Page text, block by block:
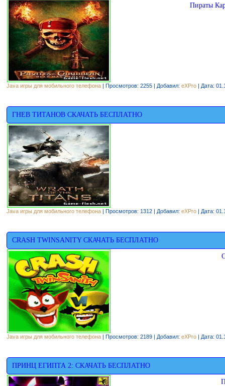
Пираты
Java игры для мобильного телефона | Просмотров: 2255 | Добавил: eXPro | Дата:
ГНЕВ ТИТАНОВ СКАЧАТЬ БЕСПЛАТНО
Java игры для мобильного телефона | Просмотров: 1312 | Добавил: eXPro | Дата:
CRASH TWINSANITY СКАЧАТЬ БЕСПЛАТНО
Java игры для мобильного телефона | Просмотров: 2189 | Добавил: eXPro | Дата:
ПРИНЦ ЕГИПТА 2: СКАЧАТЬ БЕСПЛАТНО